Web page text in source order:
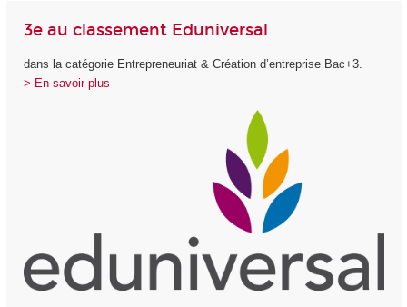
3e au classement Eduniversal
dans la catégorie Entrepreneuriat & Création d’entreprise Bac+3.
> En savoir plus